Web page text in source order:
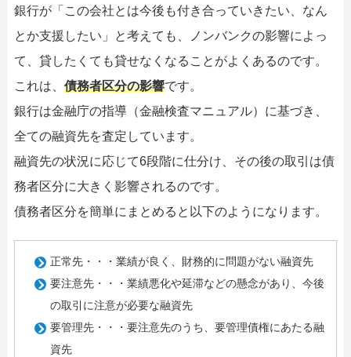
銀行が「この会社とは今後も付き合っていきたい、なん
とか支援したい」と考えても、ノンバンクの影響によっ
て、貸したくても貸せなくなることがよくあるのです。
これは、 債務者区分の影響です。
銀行は金融庁の指導（金融検査マニュアル）に基づき、
全ての融資先を査定しています。
融資先の状況に応じて6段階に仕分け、その後の取引は債
務者区分に大きく影響されるのです。
債務者区分を簡単にまとめると以下のようになります。
正常先・・・業績が良く、財務的に問題がない融資先
要注意先・・・業績悪化や延滞などの懸念があり、今後
の取引に注意が必要な融資先
要管理先・・・要注意先のうち、要管理債権にあたる融
資先